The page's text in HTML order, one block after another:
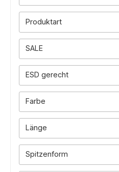
Produktart
SALE
ESD gerecht
Farbe
Länge
Spitzenform